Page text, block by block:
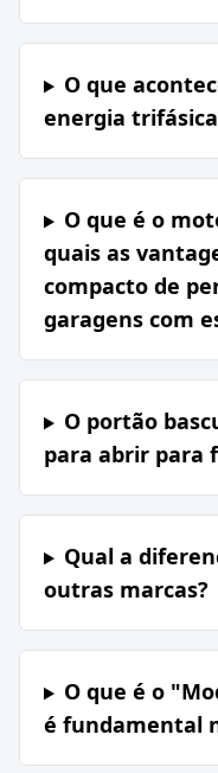
O que
energia
O que é o
quais as
compacto de
garagens com
O portão
para abrir para
Qual a
outras marcas?
O que é o
é fundamental